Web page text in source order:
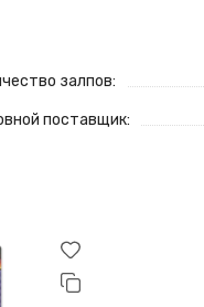
залпов:
поставщик: